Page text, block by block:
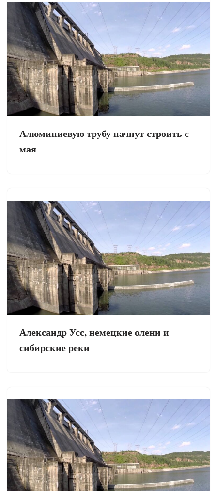
Алюминиевую трубу начнут строить с
мая
Александр Усс, немецкие олени и
сибирские реки